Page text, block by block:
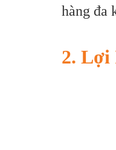
hàng đa
2. Lợi